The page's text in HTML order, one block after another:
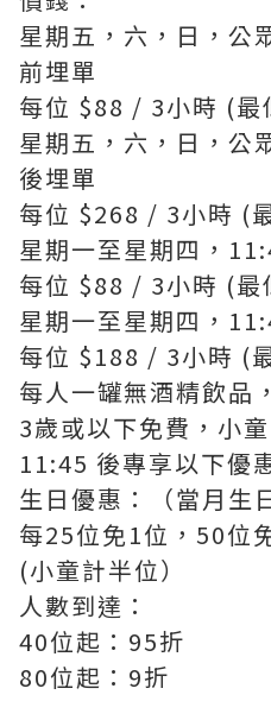
星期五，六，日，公
前埋單
每位 $88 / 3小時 (最
星期五，六，日，公
後埋單
每位 $268 / 3小時 (
星期一至星期四，
每位 $88 / 3小時 (最
星期一至星期四，
每位 $188 / 3小時 (
每人一罐無酒精飲品
3歲或以下免費，小
11:45 後專享以下優
生日優惠：（當月生
每25位免1位，50位
(小童計半位）
人數到達：
40位起：95折
80位起：9折